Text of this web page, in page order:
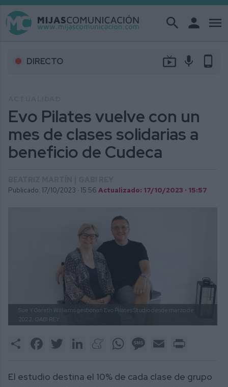
search person menu
DIRECTO live_tv mic phone_android
Evo Pilates vuelve con un
mes de clases solidarias a
beneficio de Cudeca
Publicado: 17/10/2023 · 15:56 Actualizado: 17/10/2023 · 15:57
Sue Y Gareth Williams gestionan Evo Pilates Studio desde marzo de
2022.
GABI REY
Share FacebookTwitter LinkedInMeneameWhatsAppMessage
Email
El estudio destina el 10% de cada clase de grupo